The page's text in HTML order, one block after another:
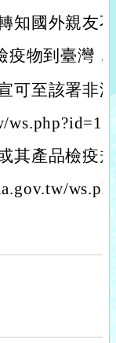
知國外親友
疫物到臺灣
可至該署非
其產品檢疫